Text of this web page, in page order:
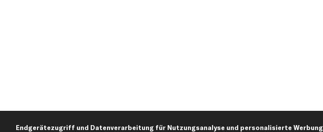
Endgerätezugriff und Datenverarbeitung für Nutzungsanalyse und personalisierte Werbung